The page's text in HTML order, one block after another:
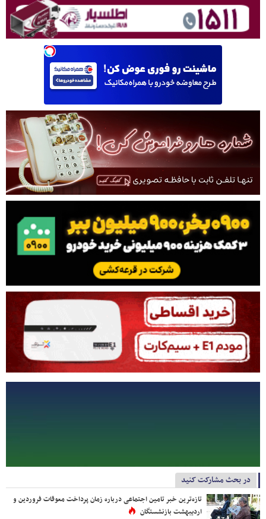
در بحث مشارکت کنید
تازه‌ترین خبر تامین اجتماعی درباره زمان پرداخت معوقات فروردین و
اردیبهشت بازنشستگان